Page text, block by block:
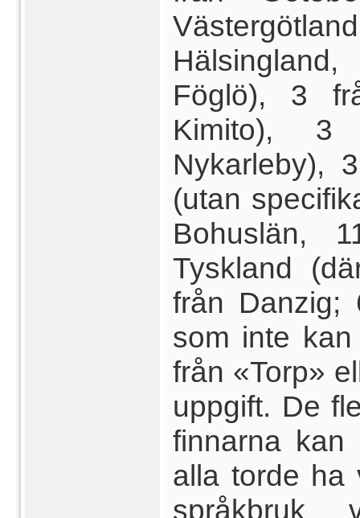
Föglö), 3
Kimito), 3
Nykarleby),
(utan
Bohuslän,
Tyskland
från Danzig;
som inte
från «Torp»
uppgift. De
finnarna
alla torde ha
språkbruk